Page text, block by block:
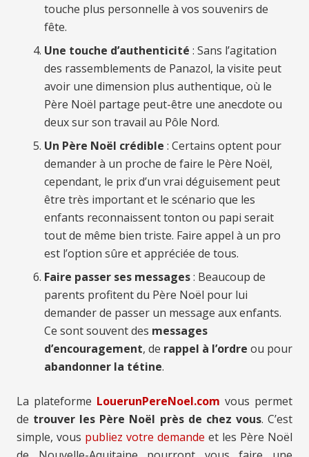
touche plus personnelle à vos souvenirs de
fête.
Une touche d’authenticité : Sans l’agitation
des rassemblements de Panazol, la visite peut
avoir une dimension plus authentique, où le
Père Noël partage peut-être une anecdote ou
deux sur son travail au Pôle Nord.
Un Père Noël crédible : Certains optent pour
demander à un proche de faire le Père Noël,
cependant, le prix d’un vrai déguisement peut
être très important et le scénario que les
enfants reconnaissent tonton ou papi serait
tout de même bien triste. Faire appel à un pro
est l’option sûre et appréciée de tous.
Faire passer ses messages: Beaucoup de
parents profitent du Père Noël pour lui
demander de passer un message aux enfants.
Ce sont souvent des messages
d’encouragement, de rappel à l’ordre ou pour
abandonner la tétine.
La plateforme LouerunPereNoel.com vous permet
de trouver les Père Noël près de chez vous. C’est
simple, vous publiez votre demande et les Père Noël